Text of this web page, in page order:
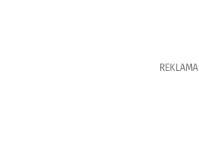
REKLAMA